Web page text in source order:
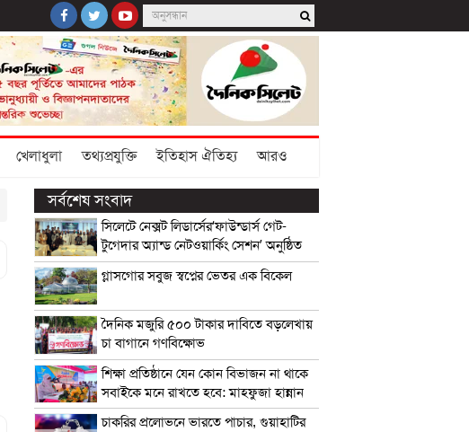
খেলাধুলা তথ্যপ্রযুক্তি ইতিহাস ঐতিহ্য আরও
সর্বশেষ সংবাদ
সিলেটে নেক্সট লিডার্সের‘ফাউন্ডার্স গেট-
টুগেদার অ্যান্ড নেটওয়ার্কিং সেশন’ অনুষ্ঠিত
গ্লাসগোর সবুজ স্বপ্নের ভেতর এক বিকেল
দৈনিক মজুরি ৫০০ টাকার দাবিতে বড়লেখায়
চা বাগানে গণবিক্ষোভ
শিক্ষা প্রতিষ্ঠানে যেন কোন বিভাজন না থাকে
সবাইকে মনে রাখতে হবে: মাহফুজা হান্নান
চাকরির প্রলোভনে ভারতে পাচার, গুয়াহাটির